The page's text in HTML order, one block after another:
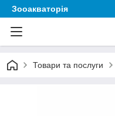
Зооакваторія
Товари та послуги